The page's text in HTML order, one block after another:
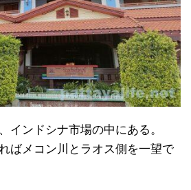
インドシナ市場の中にある。
ばメコン川とラオス側を一望で